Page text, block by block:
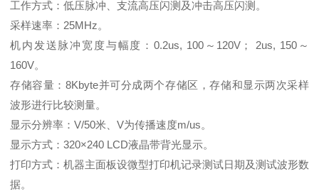
工作方式：低压脉冲、支流高压闪测及冲击高压闪测。
采样速率：25MHz。
机内发送脉冲宽度与幅度：0.2us, 100～120V； 2us, 150～
160V。
存储容量：8Kbyte并可分成两个存储区，存储和显示两次采样
波形进行比较测量。
显示分辨率：V/50米、V为传播速度m/us。
显示方式：320×240 LCD液晶带背光显示。
打印方式：机器主面板设微型打印机记录测试日期及测试波形数
据。